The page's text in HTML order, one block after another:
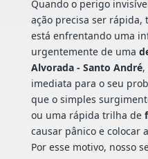
Quando o perigo
ação precisa ser rápida,
está enfrentando uma
urgentemente de uma
Alvorada - Santo André,
imediata para o seu
que o simples
ou uma rápida trilha de
causar pânico e colocar
Por esse motivo, nosso